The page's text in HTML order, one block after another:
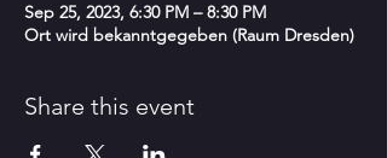
Sep 25, 2023, 6:30 PM – 8:30 PM
Ort wird bekanntgegeben (Raum Dresden)
Share this event